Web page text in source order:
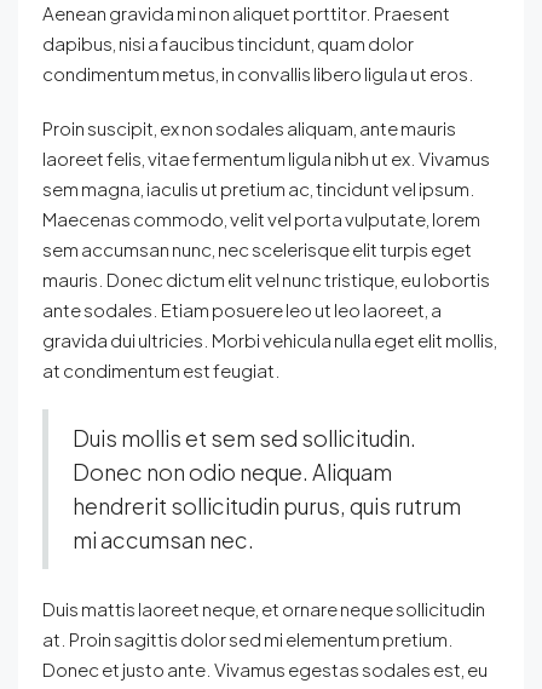
Aenean gravida mi non aliquet porttitor. Praesent
dapibus, nisi a faucibus tincidunt, quam dolor
condimentum metus, in convallis libero ligula ut eros.
Proin suscipit, ex non sodales aliquam, ante mauris
laoreet felis, vitae fermentum ligula nibh ut ex. Vivamus
sem magna, iaculis ut pretium ac, tincidunt vel ipsum.
Maecenas commodo, velit vel porta vulputate, lorem
sem accumsan nunc, nec scelerisque elit turpis eget
mauris. Donec dictum elit vel nunc tristique, eu lobortis
ante sodales. Etiam posuere leo ut leo laoreet, a
gravida dui ultricies. Morbi vehicula nulla eget elit mollis,
at condimentum est feugiat.
Duis mollis et sem sed sollicitudin.
Donec non odio neque. Aliquam
hendrerit sollicitudin purus, quis rutrum
mi accumsan nec.
Duis mattis laoreet neque, et ornare neque sollicitudin
at. Proin sagittis dolor sed mi elementum pretium.
Donec et justo ante. Vivamus egestas sodales est, eu